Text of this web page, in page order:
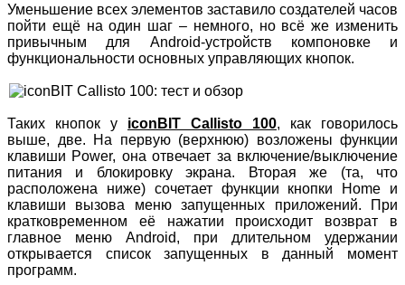
Уменьшение всех элементов заставило создателей часов
пойти ещё на один шаг – немного, но всё же изменить
привычным для Android-устройств компоновке и
функциональности основных управляющих кнопок.
Таких кнопок у iconBIT Callisto 100, как говорилось
выше, две. На первую (верхнюю) возложены функции
клавиши Power, она отвечает за включение/выключение
питания и блокировку экрана. Вторая же (та, что
расположена ниже) сочетает функции кнопки Home и
клавиши вызова меню запущенных приложений. При
кратковременном её нажатии происходит возврат в
главное меню Android, при длительном удержании
открывается список запущенных в данный момент
программ.